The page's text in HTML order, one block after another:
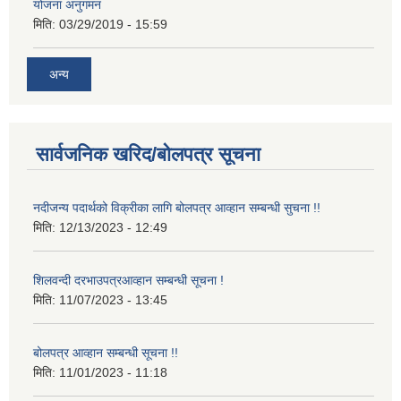
योजना अनुगमन
मिति: 03/29/2019 - 15:59
अन्य
सार्वजनिक खरिद/बोलपत्र सूचना
नदीजन्य पदार्थको विक्रीका लागि बोलपत्र आव्हान सम्बन्धी सुचना !!
मिति: 12/13/2023 - 12:49
शिलवन्दी दरभाउपत्रआव्हान सम्बन्धी सूचना !
मिति: 11/07/2023 - 13:45
बोलपत्र आव्हान सम्बन्धी सूचना !!
मिति: 11/01/2023 - 11:18